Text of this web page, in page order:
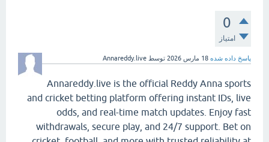
0
امتیاز
پاسخ داده شده 18 مارس 2026 توسط Annareddy.live
Annareddy.live is the official Reddy Anna sports
and cricket betting platform offering instant IDs, live
odds, and real-time match updates. Enjoy fast
withdrawals, secure play, and 24/7 support. Bet on